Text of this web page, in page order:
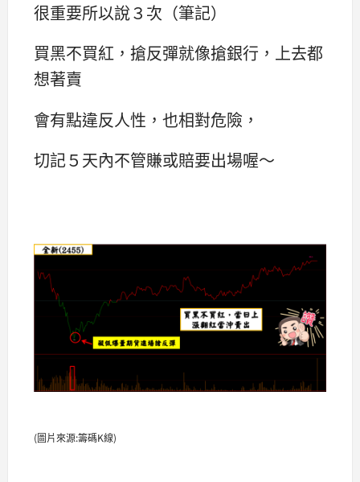
很重要所以說３次（筆記）
買黑不買紅，搶反彈就像搶銀行，上去都
想著賣
會有點違反人性，也相對危險，
切記５天內不管賺或賠要出場喔～
(圖片來源:籌碼K線)